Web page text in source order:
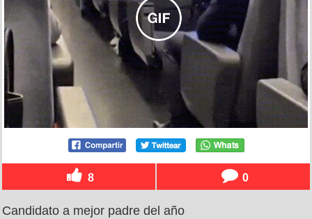
8 0
Candidato a mejor padre del año